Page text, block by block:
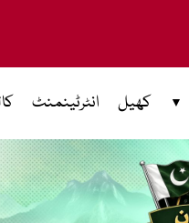
کھیل انٹرٹینمنٹ